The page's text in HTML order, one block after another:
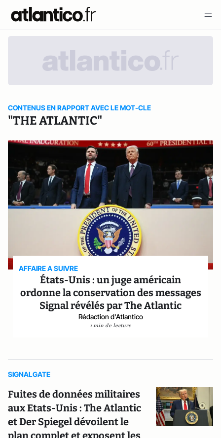
CONTENUS EN RAPPORT AVEC LE MOT-CLE
"THE ATLANTIC"
AFFAIRE A SUIVRE
États-Unis : un juge américain
ordonne la conservation des messages
Signal révélés par The Atlantic
Rédaction d'Atlantico
1 min de lecture
SIGNALGATE
Fuites de données militaires
aux Etats-Unis : The Atlantic
et Der Spiegel dévoilent le
plan complet et exposent les